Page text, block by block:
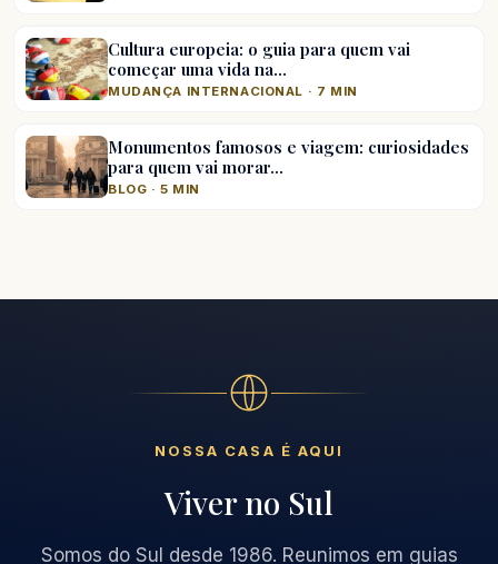
Cultura europeia: o guia para quem vai
começar uma vida na…
MUDANÇA INTERNACIONAL · 7 MIN
Monumentos famosos e viagem: curiosidades
para quem vai morar…
BLOG · 5 MIN
NOSSA CASA É AQUI
Viver no Sul
Somos do Sul desde 1986. Reunimos em guias